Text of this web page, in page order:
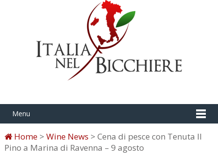
Menu
Home> Wine News > Cena di pesce con Tenuta Il
Pino a Marina di Ravenna – 9 agosto